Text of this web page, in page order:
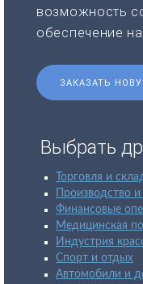
возможность
обеспечение на
ЗАКАЗАТЬ
Выбрать
Торговля и
Производство
Финансовые
Медицинская
Индустрия
Спорт и отдых
Автомобили и